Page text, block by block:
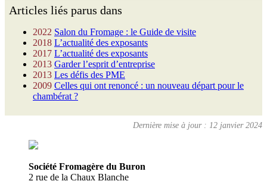
Articles liés parus dans
2022 Salon du Fromage : le Guide de visite
2018 L’actualité des exposants
2017 L’actualité des exposants
2013 Garder l’esprit d’entreprise
2013 Les défis des PME
2009 Celles qui ont renoncé : un nouveau départ pour le
chambérat ?
Dernière mise à jour : 12 janvier 2024
Société Fromagère du Buron
2 rue de la Chaux Blanche